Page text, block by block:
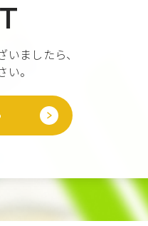
ましたら、
い。